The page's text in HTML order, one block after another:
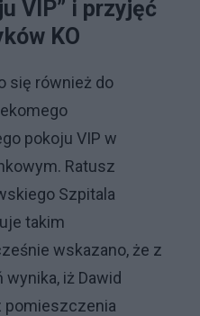
VIP” i przyjęć
KO
się również do
pokoju VIP w
Ratusz
Szpitala
takim
wskazano, że z
iż Dawid
pomieszczenia